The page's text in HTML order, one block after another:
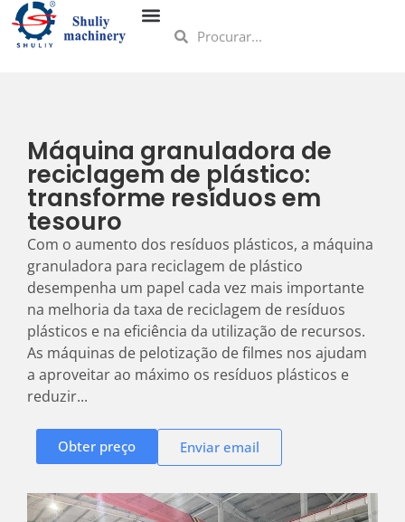
Máquina granuladora de
reciclagem de plástico:
transforme resíduos em
tesouro
Com o aumento dos resíduos plásticos, a máquina
granuladora para reciclagem de plástico
desempenha um papel cada vez mais importante
na melhoria da taxa de reciclagem de resíduos
plásticos e na eficiência da utilização de recursos.
As máquinas de pelotização de filmes nos ajudam
a aproveitar ao máximo os resíduos plásticos e
reduzir...
Obter preço Enviar email